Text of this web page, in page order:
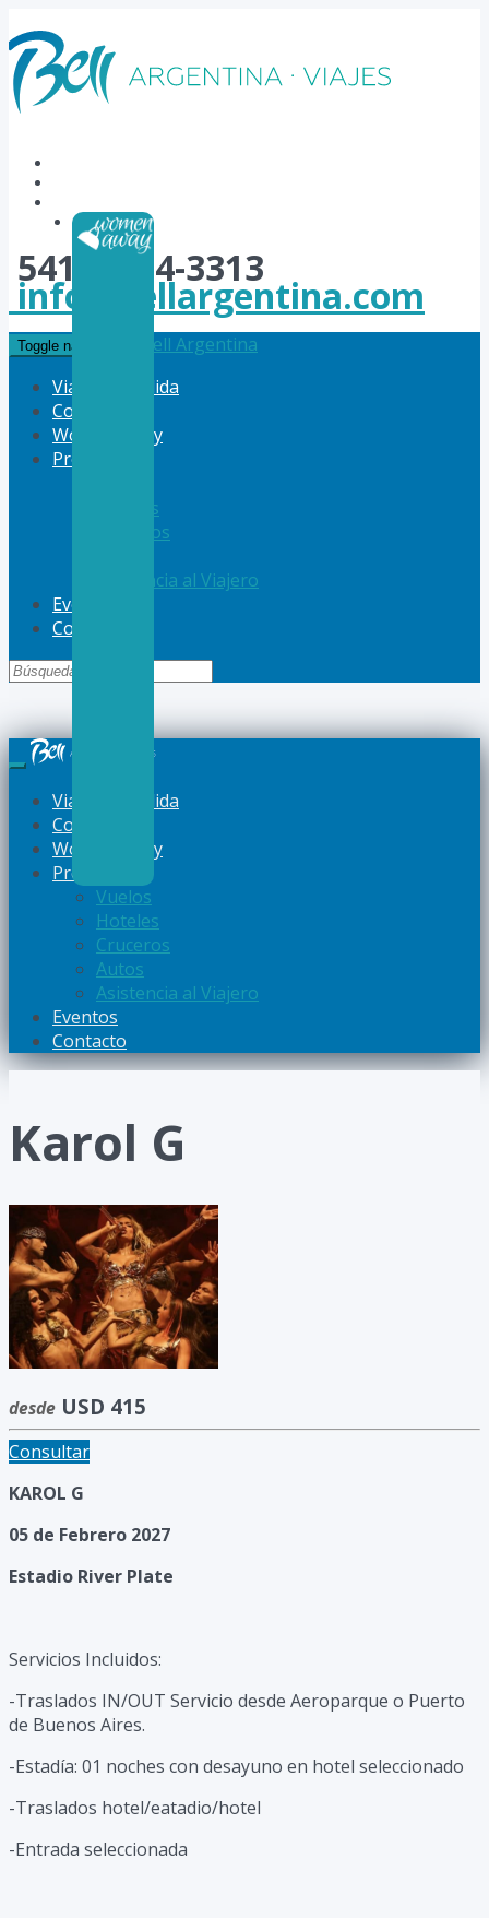
54114784-3313
info@bellargentina.com
Toggle navigation
Bell Argentina
Viajes a Medida
Corporativo
Women Away
Productos
Hoteles
Cruceros
Asistencia al Viajero
Eventos
Contacto
Viajes a Medida
Corporativo
Women Away
Productos
Vuelos
Hoteles
Cruceros
Autos
Asistencia al Viajero
Eventos
Contacto
Karol G
desde USD 415
Consultar
KAROL G
05 de Febrero 2027
Estadio River Plate
Servicios Incluidos:
-Traslados IN/OUT Servicio desde Aeroparque o Puerto
de Buenos Aires.
-Estadía: 01 noches con desayuno en hotel seleccionado
-Traslados hotel/eatadio/hotel
-Entrada seleccionada